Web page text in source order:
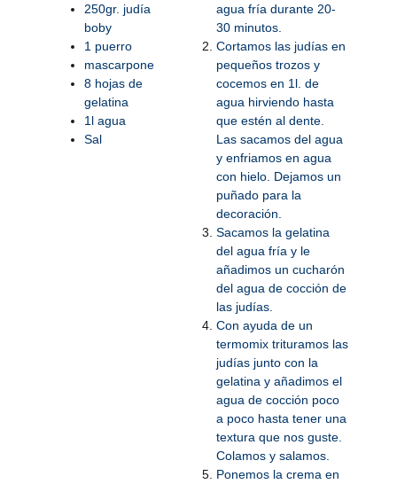
250gr. judía
boby
1 puerro
mascarpone
8 hojas de
gelatina
1l agua
Sal
agua fría durante 20-
30 minutos.
Cortamos las judías en
pequeños trozos y
cocemos en 1l. de
agua hirviendo hasta
que estén al dente.
Las sacamos del agua
y enfriamos en agua
con hielo. Dejamos un
puñado para la
decoración.
Sacamos la gelatina
del agua fría y le
añadimos un cucharón
del agua de cocción de
las judías.
Con ayuda de un
termomix trituramos las
judías junto con la
gelatina y añadimos el
agua de cocción poco
a poco hasta tener una
textura que nos guste.
Colamos y salamos.
Ponemos la crema en